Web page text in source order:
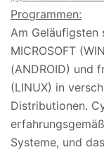
Programmen:
Am Geläufigsten
MICROSOFT
(ANDROID) und
(LINUX) in
Distributionen.
Systeme, und